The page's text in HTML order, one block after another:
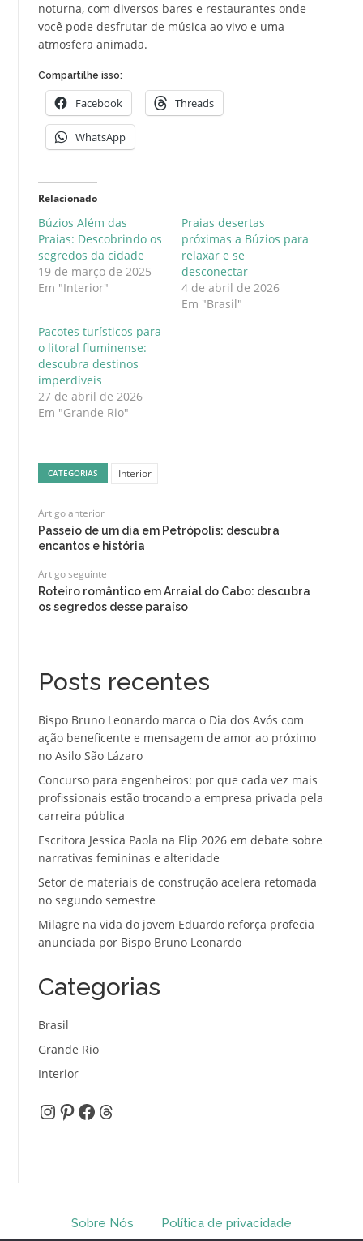
noturna, com diversos bares e restaurantes onde
você pode desfrutar de música ao vivo e uma
atmosfera animada.
Compartilhe isso:
Facebook Threads
WhatsApp
Relacionado
Búzios Além das
Praias: Descobrindo os
segredos da cidade
19 de março de 2025
Em "Interior"
Praias desertas
próximas a Búzios para
relaxar e se
desconectar
4 de abril de 2026
Em "Brasil"
Pacotes turísticos para
o litoral fluminense:
descubra destinos
imperdíveis
27 de abril de 2026
Em "Grande Rio"
CATEGORIAS Interior
Artigo anterior
Passeio de um dia em Petrópolis: descubra
encantos e história
Artigo seguinte
Roteiro romântico em Arraial do Cabo: descubra
os segredos desse paraíso
Posts recentes
Bispo Bruno Leonardo marca o Dia dos Avós com
ação beneficente e mensagem de amor ao próximo
no Asilo São Lázaro
Concurso para engenheiros: por que cada vez mais
profissionais estão trocando a empresa privada pela
carreira pública
Escritora Jessica Paola na Flip 2026 em debate sobre
narrativas femininas e alteridade
Setor de materiais de construção acelera retomada
no segundo semestre
Milagre na vida do jovem Eduardo reforça profecia
anunciada por Bispo Bruno Leonardo
Categorias
Brasil
Grande Rio
Interior
Instagram
Pinterest
Facebook
Threads
Sobre Nós Política de privacidade